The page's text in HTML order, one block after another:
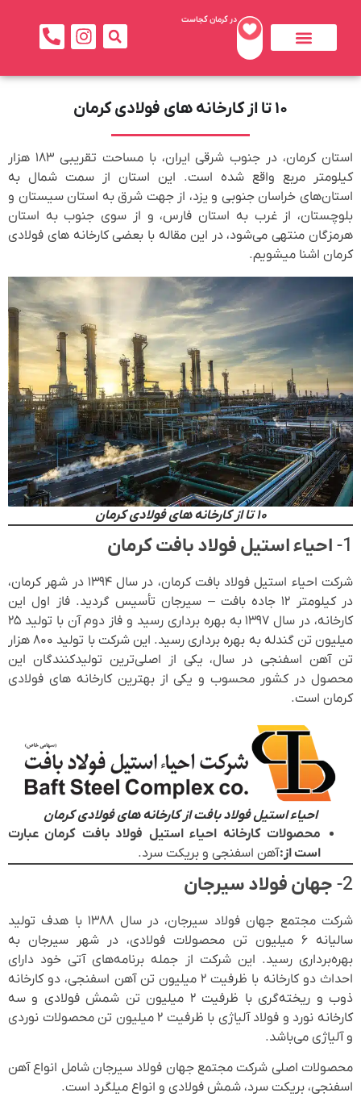
در کرمان کجاست
۱۰ تا از کارخانه های فولادی کرمان
استان کرمان، در جنوب شرقی ایران، با مساحت تقریبی ۱۸۳ هزار
کیلومتر مربع واقع شده است. این استان از سمت شمال به
استان‌های خراسان جنوبی و یزد، از جهت شرق به استان سیستان و
بلوچستان، از غرب به استان فارس، و از سوی جنوب به استان
هرمزگان منتهی می‌شود، در این مقاله با بعضی کارخانه های فولادی
کرمان اشنا میشویم.
۱۰ تا از کارخانه های فولادی کرمان
1- احیاء استیل فولاد بافت کرمان
شرکت احیاء استیل فولاد بافت کرمان، در سال ۱۳۹۴ در شهر کرمان،
در کیلومتر ۱۲ جاده بافت – سیرجان تأسیس گردید. فاز اول این
کارخانه، در سال ۱۳۹۷ به بهره برداری رسید و فاز دوم آن با تولید ۲۵
میلیون تن گندله به بهره برداری رسید. این شرکت با تولید ۸۰۰ هزار
تن آهن اسفنجی در سال، یکی از اصلی‌ترین تولیدکنندگان این
محصول در کشور محسوب و یکی از بهترین کارخانه های فولادی
کرمان است.
احیاء استیل فولاد بافت از کارخانه های فولادی کرمان
محصولات کارخانه احیاء استیل فولاد بافت کرمان عبارت
است از:آهن اسفنجی و بریکت سرد.
2- جهان فولاد سیرجان
شرکت مجتمع جهان فولاد سیرجان، در سال ۱۳۸۸ با هدف تولید
سالیانه ۶ میلیون تن محصولات فولادی، در شهر سیرجان به
بهره‌برداری رسید. این شرکت از جمله برنامه‌های آتی خود دارای
احداث دو کارخانه با ظرفیت ۲ میلیون تن آهن اسفنجی، دو کارخانه
ذوب و ریخته‌گری با ظرفیت ۲ میلیون تن شمش فولادی و سه
کارخانه نورد و فولاد آلیاژی با ظرفیت ۲ میلیون تن محصولات نوردی
و آلیاژی می‌باشد.
محصولات اصلی شرکت مجتمع جهان فولاد سیرجان شامل انواع آهن
اسفنجی، بریکت سرد، شمش فولادی و انواع میلگرد است.